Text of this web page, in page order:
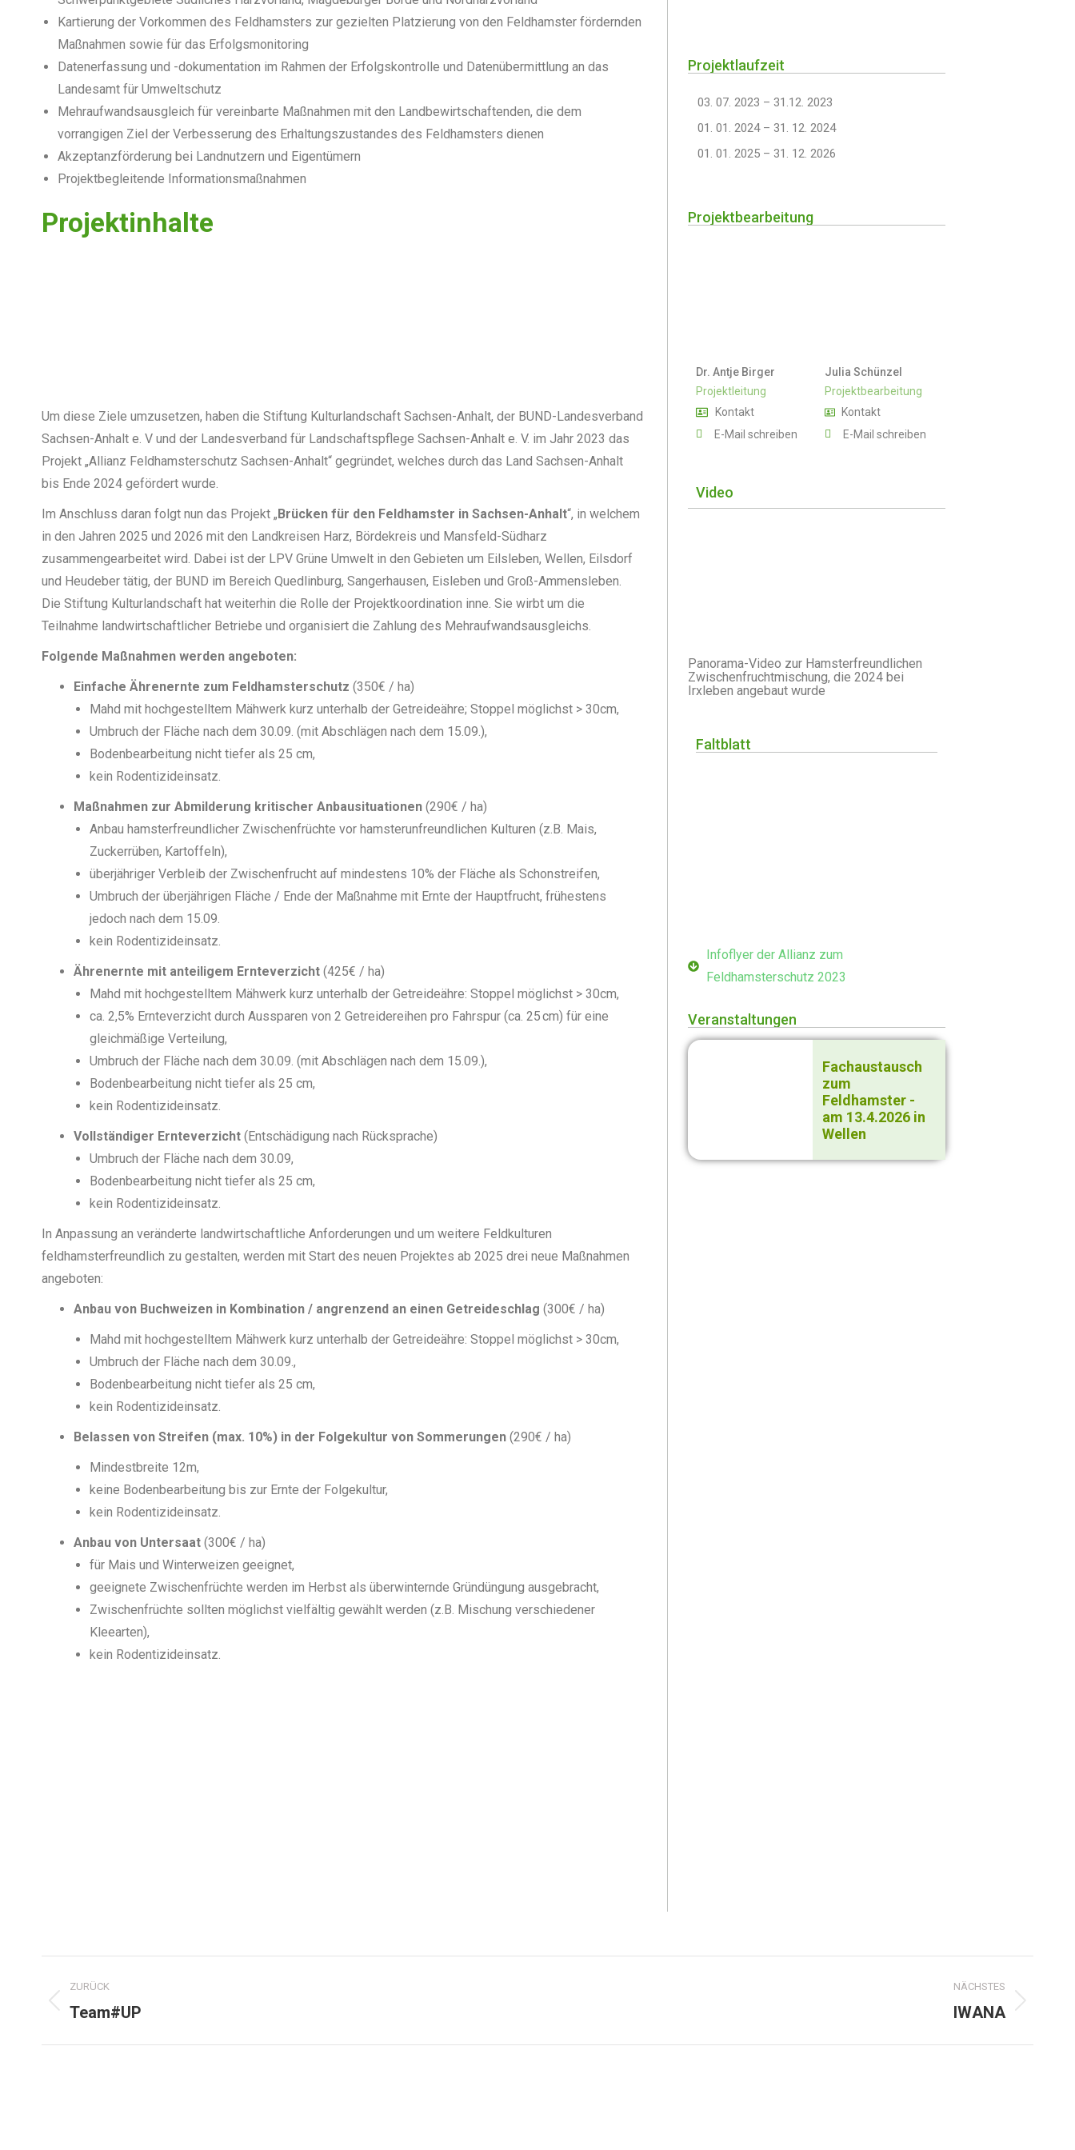
Kartierung der Vorkommen des Feldhamsters zur gezielten Platzierung von den Feldhamster fördernden
Maßnahmen sowie für das Erfolgsmonitoring
Datenerfassung und -dokumentation im Rahmen der Erfolgskontrolle und Datenübermittlung an das
Landesamt für Umweltschutz
Mehraufwandsausgleich für vereinbarte Maßnahmen mit den Landbewirtschaftenden, die dem
vorrangigen Ziel der Verbesserung des Erhaltungszustandes des Feldhamsters dienen
Akzeptanzförderung bei Landnutzern und Eigentümern
Projektbegleitende Informationsmaßnahmen
Projektinhalte
Um diese Ziele umzusetzen, haben die Stiftung Kulturlandschaft Sachsen-Anhalt, der BUND-Landesverband
Sachsen-Anhalt e. V und der Landesverband für Landschaftspflege Sachsen-Anhalt e. V. im Jahr 2023 das
Projekt „Allianz Feldhamsterschutz Sachsen-Anhalt“ gegründet, welches durch das Land Sachsen-Anhalt
bis Ende 2024 gefördert wurde.
Im Anschluss daran folgt nun das Projekt „Brücken für den Feldhamster in Sachsen-Anhalt“, in welchem
in den Jahren 2025 und 2026 mit den Landkreisen Harz, Bördekreis und Mansfeld-Südharz
zusammengearbeitet wird. Dabei ist der LPV Grüne Umwelt in den Gebieten um Eilsleben, Wellen, Eilsdorf
und Heudeber tätig, der BUND im Bereich Quedlinburg, Sangerhausen, Eisleben und Groß-Ammensleben.
Die Stiftung Kulturlandschaft hat weiterhin die Rolle der Projektkoordination inne. Sie wirbt um die
Teilnahme landwirtschaftlicher Betriebe und organisiert die Zahlung des Mehraufwandsausgleichs.
Folgende Maßnahmen werden angeboten:
Einfache Ährenernte zum Feldhamsterschutz (350€ / ha)
Mahd mit hochgestelltem Mähwerk kurz unterhalb der Getreideähre; Stoppel möglichst > 30cm,
Umbruch der Fläche nach dem 30.09. (mit Abschlägen nach dem 15.09.),
Bodenbearbeitung nicht tiefer als 25 cm,
kein Rodentizideinsatz.
Maßnahmen zur Abmilderung kritischer Anbausituationen (290€ / ha)
Anbau hamsterfreundlicher Zwischenfrüchte vor hamsterunfreundlichen Kulturen (z.B. Mais,
Zuckerrüben, Kartoffeln),
überjähriger Verbleib der Zwischenfrucht auf mindestens 10% der Fläche als Schonstreifen,
Umbruch der überjährigen Fläche / Ende der Maßnahme mit Ernte der Hauptfrucht, frühestens
jedoch nach dem 15.09.
kein Rodentizideinsatz.
Ährenernte mit anteiligem Ernteverzicht (425€ / ha)
Mahd mit hochgestelltem Mähwerk kurz unterhalb der Getreideähre: Stoppel möglichst > 30cm,
ca. 2,5% Ernteverzicht durch Aussparen von 2 Getreidereihen pro Fahrspur (ca. 25 cm) für eine
gleichmäßige Verteilung,
Umbruch der Fläche nach dem 30.09. (mit Abschlägen nach dem 15.09.),
Bodenbearbeitung nicht tiefer als 25 cm,
kein Rodentizideinsatz.
Vollständiger Ernteverzicht (Entschädigung nach Rücksprache)
Umbruch der Fläche nach dem 30.09,
Bodenbearbeitung nicht tiefer als 25 cm,
kein Rodentizideinsatz.
In Anpassung an veränderte landwirtschaftliche Anforderungen und um weitere Feldkulturen
feldhamsterfreundlich zu gestalten, werden mit Start des neuen Projektes ab 2025 drei neue Maßnahmen
angeboten:
Anbau von Buchweizen in Kombination / angrenzend an einen Getreideschlag (300€ / ha)
Mahd mit hochgestelltem Mähwerk kurz unterhalb der Getreideähre: Stoppel möglichst > 30cm,
Umbruch der Fläche nach dem 30.09.,
Bodenbearbeitung nicht tiefer als 25 cm,
kein Rodentizideinsatz.
Belassen von Streifen (max. 10%) in der Folgekultur von Sommerungen (290€ / ha)
Mindestbreite 12m,
keine Bodenbearbeitung bis zur Ernte der Folgekultur,
kein Rodentizideinsatz.
Anbau von Untersaat (300€ / ha)
für Mais und Winterweizen geeignet,
geeignete Zwischenfrüchte werden im Herbst als überwinternde Gründüngung ausgebracht,
Zwischenfrüchte sollten möglichst vielfältig gewählt werden (z.B. Mischung verschiedener
Kleearten),
kein Rodentizideinsatz.
Projektlaufzeit
03. 07. 2023 – 31.12. 2023
01. 01. 2024 – 31. 12. 2024
01. 01. 2025 – 31. 12. 2026
Projektbearbeitung
Dr. Antje Birger
Projektleitung
Kontakt
E-Mail schreiben
Julia Schünzel
Projektbearbeitung
Kontakt
E-Mail schreiben
Video
Panorama-Video zur Hamsterfreundlichen
Zwischenfruchtmischung, die 2024 bei
Irxleben angebaut wurde
Faltblatt
Infoflyer der Allianz zum
Feldhamsterschutz 2023
Veranstaltungen
Fachaustausch
zum
Feldhamster -
am 13.4.2026 in
Wellen
ZURÜCK
Team#UP
NÄCHSTES
IWANA